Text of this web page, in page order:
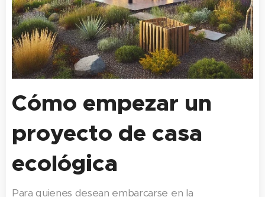
Cómo empezar un
proyecto de casa
ecológica
Para quienes desean embarcarse en la